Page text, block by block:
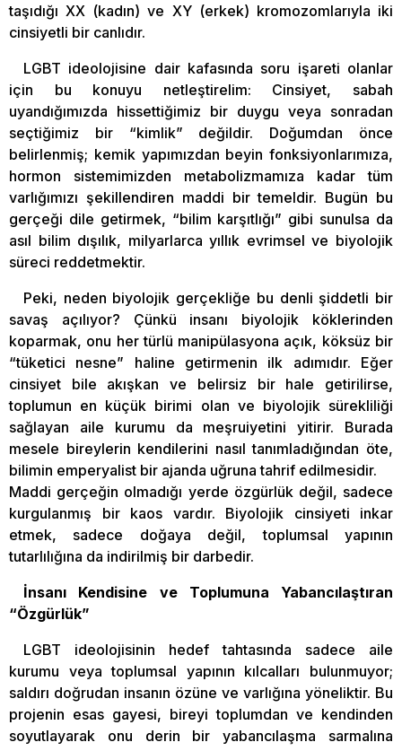
taşıdığı XX (kadın) ve XY (erkek) kromozomlarıyla iki
cinsiyetli bir canlıdır.
LGBT ideolojisine dair kafasında soru işareti olanlar
için bu konuyu netleştirelim: Cinsiyet, sabah
uyandığımızda hissettiğimiz bir duygu veya sonradan
seçtiğimiz bir “kimlik” değildir. Doğumdan önce
belirlenmiş; kemik yapımızdan beyin fonksiyonlarımıza,
hormon sistemimizden metabolizmamıza kadar tüm
varlığımızı şekillendiren maddi bir temeldir. Bugün bu
gerçeği dile getirmek, “bilim karşıtlığı” gibi sunulsa da
asıl bilim dışılık, milyarlarca yıllık evrimsel ve biyolojik
süreci reddetmektir.
Peki, neden biyolojik gerçekliğe bu denli şiddetli bir
savaş açılıyor? Çünkü insanı biyolojik köklerinden
koparmak, onu her türlü manipülasyona açık, köksüz bir
“tüketici nesne” haline getirmenin ilk adımıdır. Eğer
cinsiyet bile akışkan ve belirsiz bir hale getirilirse,
toplumun en küçük birimi olan ve biyolojik sürekliliği
sağlayan aile kurumu da meşruiyetini yitirir. Burada
mesele bireylerin kendilerini nasıl tanımladığından öte,
bilimin emperyalist bir ajanda uğruna tahrif edilmesidir.
Maddi gerçeğin olmadığı yerde özgürlük değil, sadece
kurgulanmış bir kaos vardır. Biyolojik cinsiyeti inkar
etmek, sadece doğaya değil, toplumsal yapının
tutarlılığına da indirilmiş bir darbedir.
İnsanı Kendisine ve Toplumuna Yabancılaştıran
“Özgürlük”
LGBT ideolojisinin hedef tahtasında sadece aile
kurumu veya toplumsal yapının kılcalları bulunmuyor;
saldırı doğrudan insanın özüne ve varlığına yöneliktir. Bu
projenin esas gayesi, bireyi toplumdan ve kendinden
soyutlayarak onu derin bir yabancılaşma sarmalına